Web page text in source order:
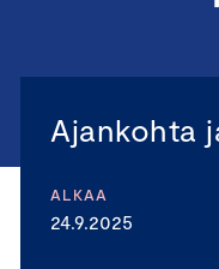
Ajankohta
ALKAA
24.9.2025